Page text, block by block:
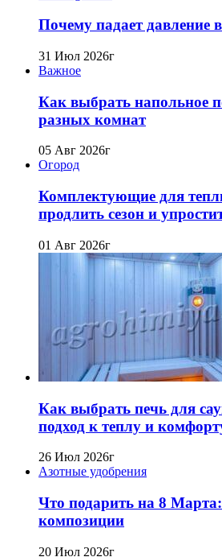
Почему падает давление
31 Июл 2026г
Важное
Как выбрать напольное
разных комнат
05 Авг 2026г
Огород
Комплектующие для
продлить сезон и
01 Авг 2026г
Как выбрать печь для
подход к теплу и
26 Июл 2026г
Азотные удобрения
Что подарить на 8
композиции
20 Июл 2026г